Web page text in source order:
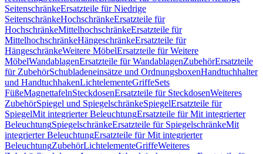
SeitenschränkeErsatzteile für Niedrige
SeitenschränkeHochschränkeErsatzteile für
HochschränkeMittelhochschränkeErsatzteile für
MittelhochschränkeHängeschränkeErsatzteile für
HängeschränkeWeitere MöbelErsatzteile für Weitere
MöbelWandablagenErsatzteile für WandablagenZubehörErsatzteile
für ZubehörSchubladeneinsätze und OrdnungsboxenHandtuchhalter
und HandtuchhakenLichtelementeGriffeSets
FüßeMagnettafelnSteckdosenErsatzteile für SteckdosenWeiteres
ZubehörSpiegel und SpiegelschränkeSpiegelErsatzteile für
SpiegelMit integrierter BeleuchtungErsatzteile für Mit integrierter
BeleuchtungSpiegelschränkeErsatzteile für SpiegelschränkeMit
integrierter BeleuchtungErsatzteile für Mit integrierter
BeleuchtungZubehörLichtelementeGriffeWeiteres